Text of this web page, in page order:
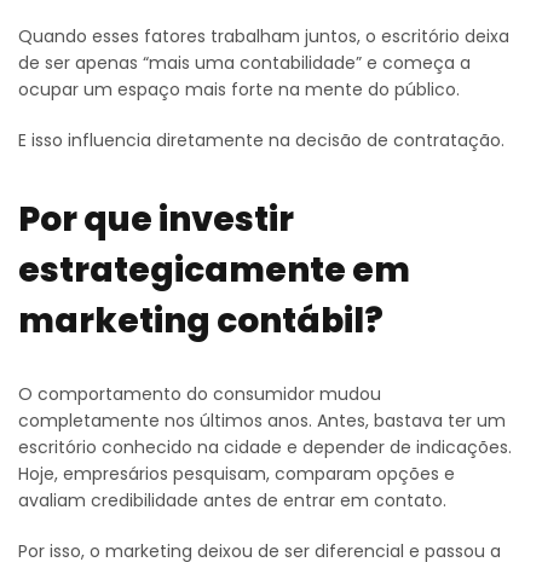
Quando esses fatores trabalham juntos, o escritório deixa
de ser apenas “mais uma contabilidade” e começa a
ocupar um espaço mais forte na mente do público.
E isso influencia diretamente na decisão de contratação.
Por que investir
estrategicamente em
marketing contábil?
O comportamento do consumidor mudou
completamente nos últimos anos. Antes, bastava ter um
escritório conhecido na cidade e depender de indicações.
Hoje, empresários pesquisam, comparam opções e
avaliam credibilidade antes de entrar em contato.
Por isso, o marketing deixou de ser diferencial e passou a